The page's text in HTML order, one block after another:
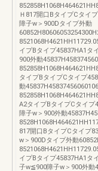
Ｈ817開口BタイプCタイ
障子w＞900Dタイプ外動
イプBタイプ45837HA1タ
900外動
タイプBタイプCタイプ
動
A2タイプBタイプCタイ
障子w＞900外動
817開口BタイプCタイプ
w＞900Dタイプ外動
イプBタイプ45837HA1タ
子w≦900障子w＞900外動